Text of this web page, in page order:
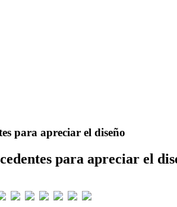
para apreciar el diseño
para apreciar el